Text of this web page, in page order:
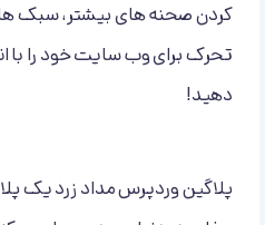
کردن صحنه های بیشتر، سبک
تحرک برای وب سایت خود را با
دهید!
پلاگین وردپرس مداد زرد یک